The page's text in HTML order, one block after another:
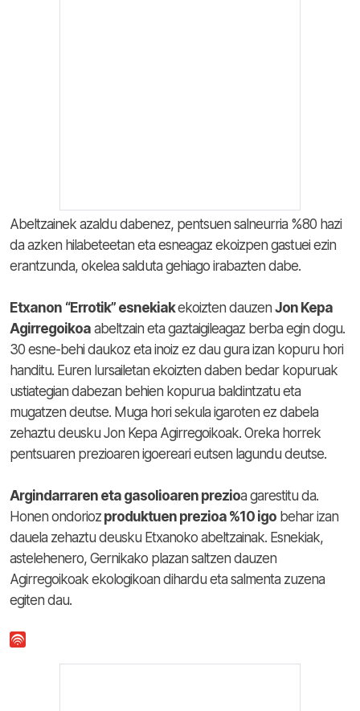
Abeltzainek azaldu dabenez, pentsuen salneurria %80 hazi
da azken hilabeteetan eta esneagaz ekoizpen gastuei ezin
erantzunda, okelea salduta gehiago irabazten dabe.
Etxanon “Errotik” esnekiakekoizten dauzen Jon Kepa
Agirregoikoa abeltzain eta gaztaigileagaz berba egin dogu.
30 esne-behi daukoz eta inoiz ez dau gura izan kopuru hori
handitu. Euren lursailetan ekoizten daben bedar kopuruak
ustiategian dabezan behien kopurua baldintzatu eta
mugatzen deutse. Muga hori sekula igaroten ez dabela
zehaztu deusku Jon Kepa Agirregoikoak. Oreka horrek
pentsuaren prezioaren igoereari eutsen lagundu deutse.
Argindarraren eta gasolioaren prezioa garestitu da.
Honen ondorioz produktuen prezioa %10 igo behar izan
dauela zehaztu deusku Etxanoko abeltzainak. Esnekiak,
astelehenero, Gernikako plazan saltzen dauzen
Agirregoikoak ekologikoan dihardu eta salmenta zuzena
egiten dau.